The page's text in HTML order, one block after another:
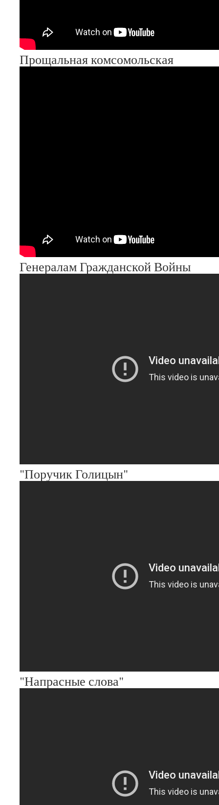
Прощальная комсомольская
Генералам Гражданской Войны
"Поручик Голицын"
"Напрасные слова"